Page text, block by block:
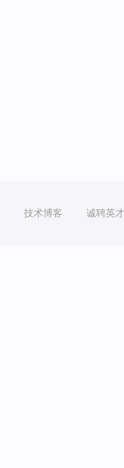
技术博客 诚聘英才